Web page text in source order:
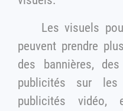
Les visuels pour les publicités en
peuvent prendre
des bannières,
publicités sur les réseaux sociaux, des
publicités vidéo,